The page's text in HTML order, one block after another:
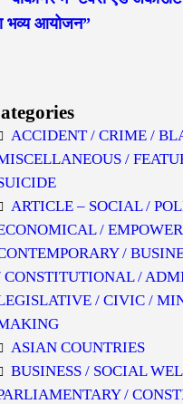
भव्य आयोजन”
ACCIDENT / CRIME /
/
ARTICLE – SOCIAL /
/
/
CONSTITUTIONAL /
/ CIVIC /
ASIAN COUNTRIES
BUSINESS / SOCIAL
/